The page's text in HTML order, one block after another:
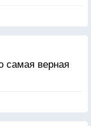
самая верная